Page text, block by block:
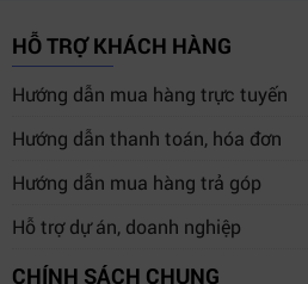
HỖ TRỢ KHÁCH HÀNG
Hướng dẫn mua hàng trực tuyến
Hướng dẫn thanh toán, hóa đơn
Hướng dẫn mua hàng trả góp
Hỗ trợ dự án, doanh nghiệp
CHÍNH SÁCH CHUNG